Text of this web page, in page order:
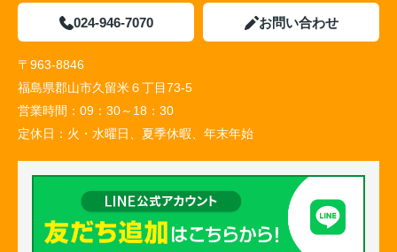
024-946-7070 お問い合わせ
〒963-8846
福島県郡山市久留米６丁目73-5
営業時間： 09：30～18：30
定休日： 火・水曜日、夏季休暇、年末年始